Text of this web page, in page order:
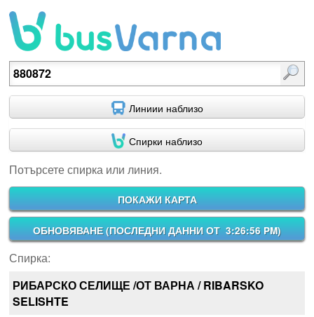
Потърсете спирка или линия.
Линиии наблизо
Спирки наблизо
Потърсете спирка или линия.
ПОКАЖИ КАРТА
ОБНОВЯВАНЕ (ПОСЛЕДНИ ДАННИ ОТ 3:26:56 PM)
Спирка:
РИБАРСКО СЕЛИЩЕ /ОТ ВАРНА / RIBARSKO
SELISHTE